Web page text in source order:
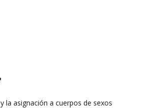
la asignación a cuerpos de sexos